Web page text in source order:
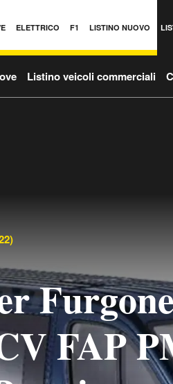
ELETTRICO F1 LISTINO NUOVO
Listino veicoli commerciali
FAP